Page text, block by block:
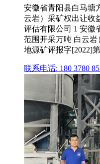
安徽省青阳县白马塘
云岩）采矿权出让收
评估有限公司 1 安徽
范围开采万吨 白云
地源矿评报字[2022]
联系电话: 180 3780